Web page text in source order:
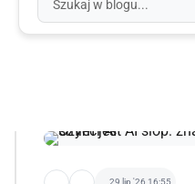
29 lip '26 16:55